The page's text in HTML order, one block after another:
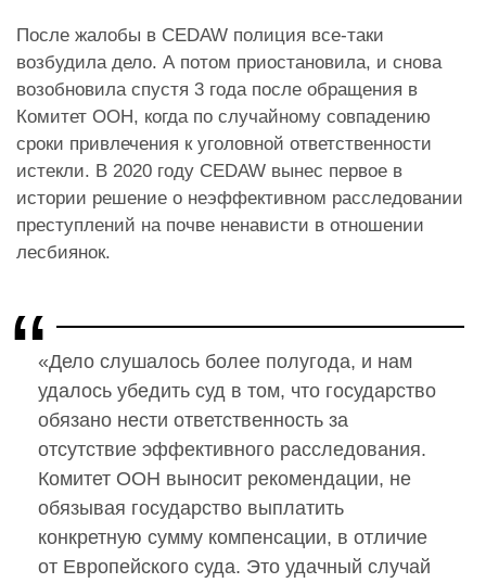
После жалобы в CEDAW полиция все-таки
возбудила дело. А потом приостановила, и снова
возобновила спустя 3 года после обращения в
Комитет ООН, когда по случайному совпадению
сроки привлечения к уголовной ответственности
истекли. В 2020 году CEDAW вынес первое в
истории решение о неэффективном расследовании
преступлений на почве ненависти в отношении
лесбиянок.
«Дело слушалось более полугода, и нам
удалось убедить суд в том, что государство
обязано нести ответственность за
отсутствие эффективного расследования.
Комитет ООН выносит рекомендации, не
обязывая государство выплатить
конкретную сумму компенсации, в отличие
от Европейского суда. Это удачный случай